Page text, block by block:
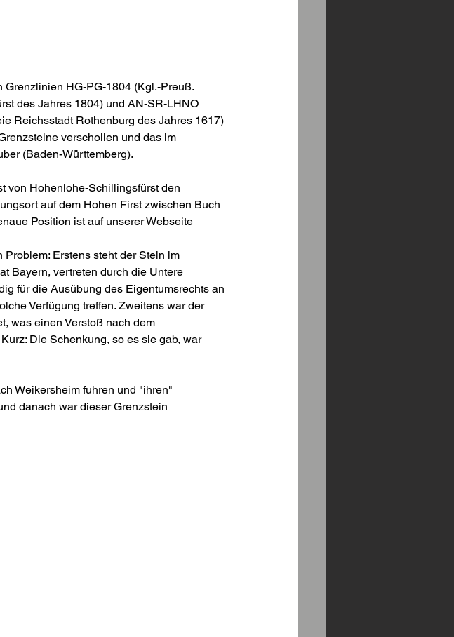
HG-PG-1804 (Kgl.-Preuß.
des Jahres 1804) und AN-SR-LHNO
Reichsstadt Rothenburg des Jahres 1617)
verschollen und das im
(Baden-Württemberg).
von Hohenlohe-Schillingsfürst den
auf dem Hohen First zwischen Buch
Position ist auf unserer Webseite
Erstens steht der Stein im
Bayern, vertreten durch die Untere
für die Ausübung des Eigentumsrechts an
Verfügung treffen. Zweitens war der
was einen Verstoß nach dem
Die Schenkung, so es sie gab, war
Weikersheim fuhren und "ihren"
danach war dieser Grenzstein